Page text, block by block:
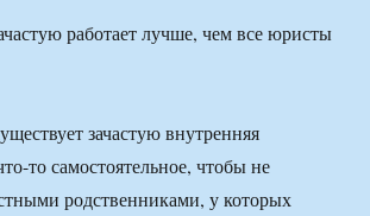
работает лучше, чем все юристы
зачастую внутренняя
то самостоятельное, чтобы не
родственниками, у которых